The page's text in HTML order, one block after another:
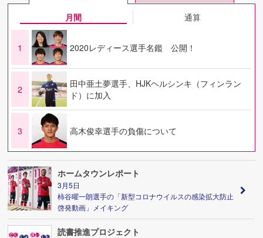
月間 通算
1 2020レディース選手名鑑 公開！
2
田中亜土夢選手、HJKヘルシンキ（フィンラン
ド）に加入
3 高木俊幸選手の負傷について
ホームタウンレポート
3月5日
柿谷曜一朗選手の「新型コロナウイルスの感染拡大防止
啓発動画」メイキング
読書推進プロジェクト